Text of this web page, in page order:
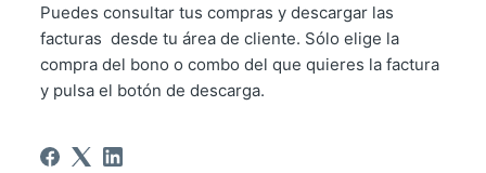
Puedes consultar tus compras y descargar las
facturas desde tu área de cliente. Sólo elige la
compra del bono o combo del que quieres la factura
y pulsa el botón de descarga.